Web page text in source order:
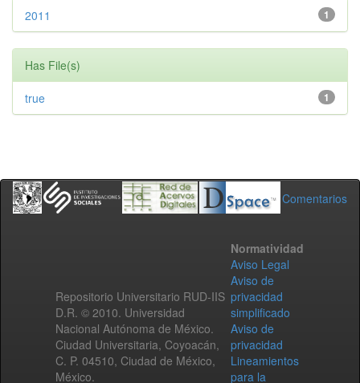
1
2011
Has File(s)
1
true
Comentarios
Repositorio Universitario RUD-IIS
D.R. © 2010. Universidad
Nacional Autónoma de México.
Ciudad Universitaria, Coyoacán,
C. P. 04510, Ciudad de México,
México.
Normatividad
Aviso Legal
Aviso de
privacidad
simplificado
Aviso de
privacidad
Lineamientos
para la